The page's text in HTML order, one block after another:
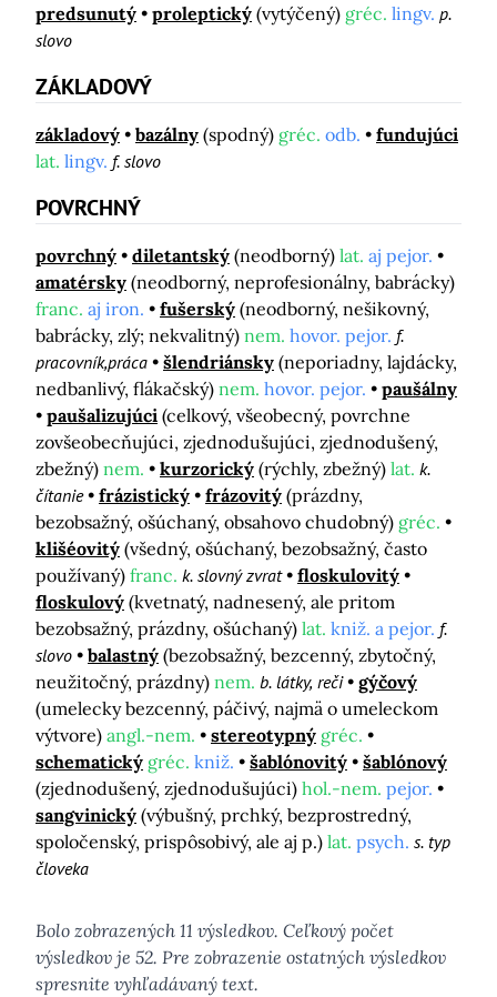
predsunutý proleptický (vytýčený) gréc. lingv. p.
slovo
ZÁKLADOVÝ
základový bazálny (spodný) gréc. odb.
fundujúci
lat. lingv. f. slovo
POVRCHNÝ
povrchný diletantský (neodborný) lat. aj pejor.
amatérsky (neodborný, neprofesionálny, babrácky)
franc. aj iron. fušerský (neodborný, nešikovný,
babrácky, zlý; nekvalitný) nem. hovor. pejor. f.
pracovník,práca
šlendriánsky (neporiadny, lajdácky,
nedbanlivý, flákačský) nem. hovor. pejor.
paušálny
paušalizujúci (celkový, všeobecný, povrchne
zovšeobecňujúci, zjednodušujúci, zjednodušený,
zbežný) nem. kurzorický (rýchly, zbežný) lat. k.
čítanie
frázistický frázovitý (prázdny,
bezobsažný, ošúchaný, obsahovo chudobný) gréc.
klišéovitý (všedný, ošúchaný, bezobsažný, často
používaný) franc. k. slovný zvrat
floskulovitý
floskulový (kvetnatý, nadnesený, ale pritom
bezobsažný, prázdny, ošúchaný) lat. kniž. a pejor. f.
slovo
balastný (bezobsažný, bezcenný, zbytočný,
neužitočný, prázdny) nem. b. látky, reči
gýčový
(umelecky bezcenný, páčivý, najmä o umeleckom
výtvore) angl.-nem. stereotypný gréc.
schematický gréc. kniž. šablónovitý
šablónový
(zjednodušený, zjednodušujúci) hol.-nem. pejor.
sangvinický (výbušný, prchký, bezprostredný,
spoločenský, prispôsobivý, ale aj p.) lat. psych. s. typ
človeka
Bolo zobrazených 11 výsledkov. Ceľkový počet
výsledkov je 52. Pre zobrazenie ostatných výsledkov
spresnite vyhľadávaný text.